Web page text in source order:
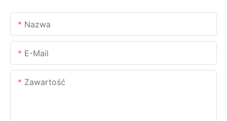
Nazwa
E-Mail
Zawartość